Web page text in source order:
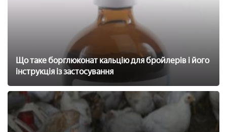
Що таке борглюконат кальцію для бройлерів і його
інструкція із застосування